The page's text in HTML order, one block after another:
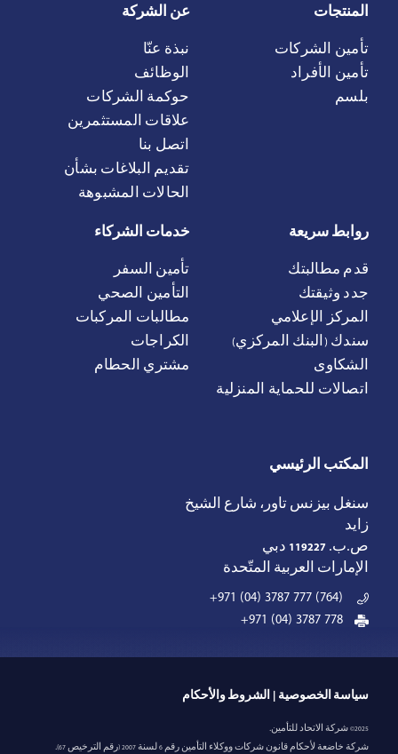
المنتجات
تأمين الشركات
تأمين الأفراد
بلسم
عن الشركة
نبذة عنّا
الوظائف
حوكمة الشركات
علاقات المستثمرين
اتصل بنا
تقديم البلاغات بشأن
الحالات المشبوهة
روابط سريعة
قدم مطالبتك
جدد وثيقتك
المركز الإعلامي
سندك (البنك المركزي)
الشكاوى
اتصالات للحماية المنزلية
خدمات الشركاء
تأمين السفر
التأمين الصحي
مطالبات المركبات
الكراجات
مشتري الحطام
المكتب الرئيسي
سنغل بيزنس تاور، شارع الشيخ
زايد
ص.ب. 119227 دبي
الإمارات العربية المتّحدة
+971 (04) 3787 777 (764)
+971 (04) 3787 778
سياسة الخصوصية | الشروط والأحكام
2025© شركة الاتحاد للتأمين.
شركة خاضعة لأحكام قانون شركات ووكلاء التأمين رقم 6 لسنة 2007 (رقم الترخيص 67).